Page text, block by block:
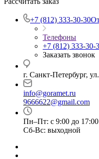
+7 (812) 333-30-30
Телефоны
+7 (812) 333-30-
Заказать звонок
г. Санкт-Петербург,
info@goramet.ru
9666622@gmail.com
Пн–Пт: с 9:00 до 17:00
Сб-Вс: выходной